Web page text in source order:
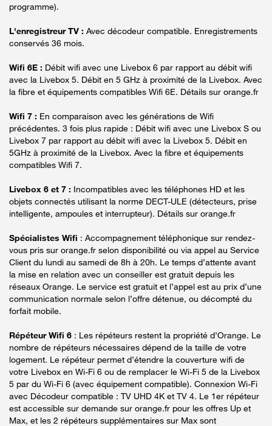
programme).
L'enregistreur TV : Avec décodeur compatible. Enregistrements
conservés 36 mois.
Wifi 6E : Débit wifi avec une Livebox 6 par rapport au débit wifi
avec la Livebox 5. Débit en 5 GHz à proximité de la Livebox. Avec
la fibre et équipements compatibles Wifi 6E. Détails sur orange.fr
Wifi 7 : En comparaison avec les générations de Wifi
précédentes. 3 fois plus rapide : Débit wifi avec une Livebox S ou
Livebox 7 par rapport au débit wifi avec la Livebox 5. Débit en
5GHz à proximité de la Livebox. Avec la fibre et équipements
compatibles Wifi 7.
Livebox 6 et 7 : Incompatibles avec les téléphones HD et les
objets connectés utilisant la norme DECT-ULE (détecteurs, prise
intelligente, ampoules et interrupteur). Détails sur orange.fr
Spécialistes Wifi : Accompagnement téléphonique sur rendez-
vous pris sur orange.fr selon disponibilité ou via appel au Service
Client du lundi au samedi de 8h à 20h. Le temps d’attente avant
la mise en relation avec un conseiller est gratuit depuis les
réseaux Orange. Le service est gratuit et l’appel est au prix d’une
communication normale selon l’offre détenue, ou décompté du
forfait mobile.
Répéteur Wifi 6 : Les répéteurs restent la propriété d’Orange. Le
nombre de répéteurs nécessaires dépend de la taille de votre
logement. Le répéteur permet d’étendre la couverture wifi de
votre Livebox en Wi-Fi 6 ou de remplacer le Wi-Fi 5 de la Livebox
5 par du Wi-Fi 6 (avec équipement compatible). Connexion Wi-Fi
avec Décodeur compatible : TV UHD 4K et TV 4. Le 1er répéteur
est accessible sur demande sur orange.fr pour les offres Up et
Max, et les 2 répéteurs supplémentaires sur Max sont